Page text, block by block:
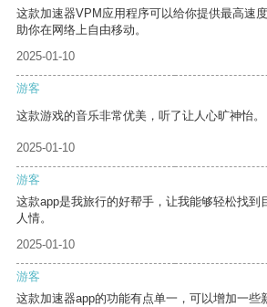
这款加速器VPM应用程序可以给你提供最高速
助你在网络上自由移动。
2025-01-10
游客
这款游戏的音乐非常优美，听了让人心旷神怡。
2025-01-10
游客
这款app是我旅行的好帮手，让我能够轻松找到
人情。
2025-01-10
游客
这款加速器app的功能有点单一，可以增加一些